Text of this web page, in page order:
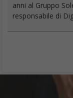
anni al Gruppo
responsabile di